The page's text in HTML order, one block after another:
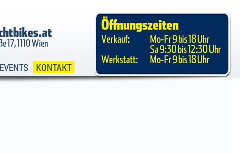
17, 1110 Wien
Öffnungszeiten
Verkauf:
Mo-Fr 9 bis 18 Uhr
Sa 9:30 bis 12:30 Uhr
Werkstatt:
Mo-Fr 9 bis 18 Uhr
EVENTS KONTAKT